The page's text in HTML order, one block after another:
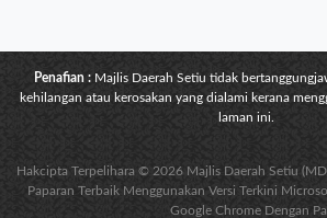
Penafian : Majlis Daerah Setiu tidak
kehilangan atau kerosakan yang dialami kerana
laman ini.
Hakcipta Terpelihara © 2026 Majlis Daerah Setiu
Paparan Terbaik Menggunakan Versi Terkini
Google Chrome Dengan